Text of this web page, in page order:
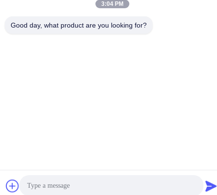
3:04 PM
Good day, what product are you looking for?